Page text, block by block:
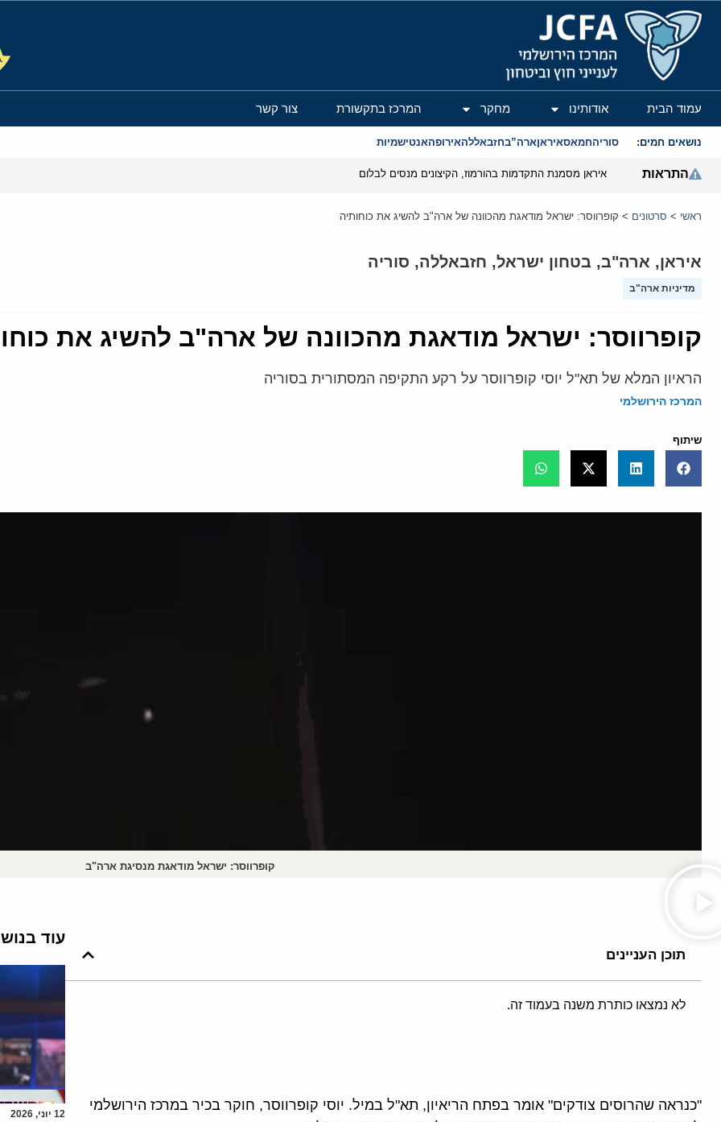
המרכז הירושלמי לענייני חוץ וביטחון
עמוד הבית אודותינו מחקר המרכז בתקשורת צור קשר
נושאים חמים: סוריהחמאסאיראןארה”בחזבאללהאירופהאנטישמיות
התראות איראן מסמנת התקדמות בהורמוז, הקיצונים מנסים לבלום
ראשי > סרטונים > קופרווסר: ישראל מודאגת מהכוונה של ארה"ב להשיג את כוחותיה
איראן, ארה"ב, בטחון ישראל, חזבאללה, סוריה
מדיניות ארה"ב
קופרווסר: ישראל מודאגת מהכוונה של ארה"ב להשיג את
הראיון המלא של תא"ל יוסי קופרווסר על רקע התקיפה המסתורית בסוריה
המרכז הירושלמי
שיתוף
קופרווסר: ישראל מודאגת מנסיגת ארה"ב
תוכן העניינים
לא נמצאו כותרת משנה בעמוד זה.
"כנראה שהרוסים צודקים" אומר בפתח הריאיון, תא"ל במיל. יוסי קופרווסר, חוקר בכיר במרכז הירושלמי
עוד
12 יוני, 2026